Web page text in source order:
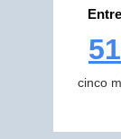
cinco